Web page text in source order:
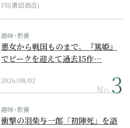
PR(濵田酒造)
趣味･教養
悪女から戦国ものまで。『篤姫』
でピークを迎えて過去15作…
2026/08/02
No.
趣味･教養
衝撃の羽柴与一郎「初陣死」を語